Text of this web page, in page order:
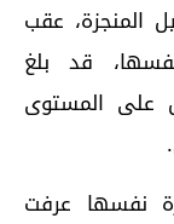
المنجزة، عقب
نفسها، قد بلغ
على المستوى
نفسها عرفت